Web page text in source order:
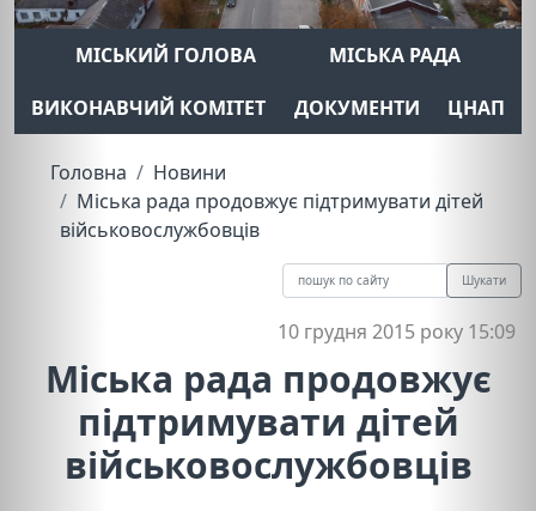
МІСЬКИЙ ГОЛОВА
МІСЬКА РАДА
ВИКОНАВЧИЙ КОМІТЕТ
ДОКУМЕНТИ ЦНАП
Головна
Новини
Міська рада продовжує підтримувати дітей
військовослужбовців
Шукати
10 грудня 2015 року 15:09
Міська рада продовжує
підтримувати дітей
військовослужбовців